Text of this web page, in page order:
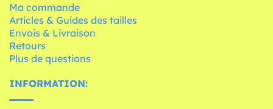
Ma commande
Articles & Guides des tailles
Envois & Livraison
Retours
Plus de questions
INFORMATION: